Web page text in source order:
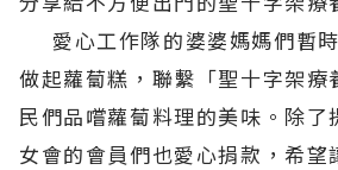
愛心工作隊的婆婆媽媽們暫
做起蘿蔔糕，聯繫「聖十字架療
民們品嚐蘿蔔料理的美味。除了
女會的會員們也愛心捐款，希望